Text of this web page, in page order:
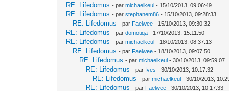
RE: Lifedomus - parmichaelkeul - 15/10/2013, 09:06:49
RE: Lifedomus - parstephanem86 - 15/10/2013, 09:28:33
RE: Lifedomus - par Faelwee - 15/10/2013, 09:30:32
RE: Lifedomus - pardomotiqa - 17/10/2013, 15:11:50
RE: Lifedomus - parmichaelkeul - 18/10/2013, 08:37:13
RE: Lifedomus - par Faelwee - 18/10/2013, 09:07:50
RE: Lifedomus - parmichaelkeul - 30/10/2013, 09:59:07
RE: Lifedomus - par Ives - 30/10/2013, 10:17:32
RE: Lifedomus - parmichaelkeul - 30/10/2013,
RE: Lifedomus - par Faelwee - 30/10/2013, 10:17:33